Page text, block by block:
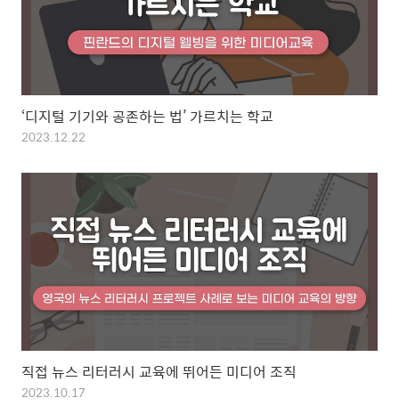
‘디지털 기기와 공존하는 법’ 가르치는 학교
2023.12.22
직접 뉴스 리터러시 교육에 뛰어든 미디어 조직
2023.10.17